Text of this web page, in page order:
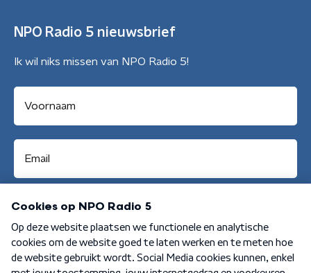
NPO Radio 5 nieuwsbrief
Ik wil niks missen van NPO Radio 5!
Aanmelden
Algemene voorwaarden